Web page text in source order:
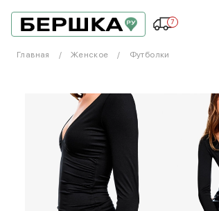
7
Главная Женское Футболки